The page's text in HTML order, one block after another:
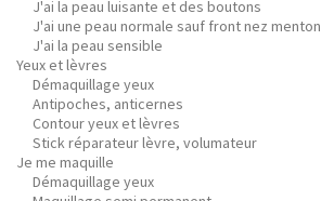
J'ai la peau luisante et des boutons
J'ai une peau normale sauf front nez menton
J'ai la peau sensible
Yeux et lèvres
Démaquillage yeux
Antipoches, anticernes
Contour yeux et lèvres
Stick réparateur lèvre, volumateur
Je me maquille
Démaquillage yeux